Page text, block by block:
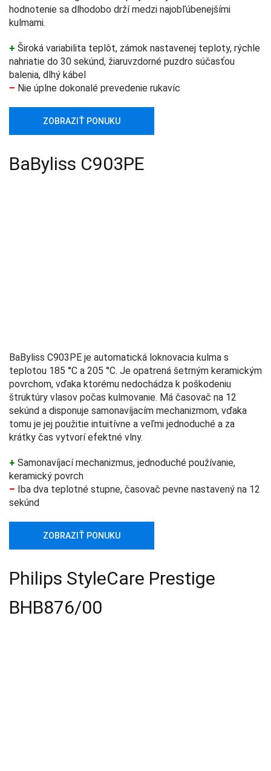
hodnotenie sa dlhodobo drží medzi najobľúbenejšími
kulmami.
+ Široká variabilita teplôt, zámok nastavenej teploty, rýchle
nahriatie do 30 sekúnd, žiaruvzdorné puzdro súčasťou
balenia, dlhý kábel
– Nie úplne dokonalé prevedenie rukavíc
ZOBRAZIŤ PONUKU
BaByliss C903PE
BaByliss C903PE je automatická loknovacia kulma s
teplotou 185 °C a 205 °C. Je opatrená šetrným keramickým
povrchom, vďaka ktorému nedochádza k poškodeniu
štruktúry vlasov počas kulmovanie. Má časovač na 12
sekúnd a disponuje samonavíjacím mechanizmom, vďaka
tomu je jej použitie intuitívne a veľmi jednoduché a za
krátky čas vytvorí efektné vlny.
+ Samonavíjací mechanizmus, jednoduché používanie,
keramický povrch
– Iba dva teplotné stupne, časovač pevne nastavený na 12
sekúnd
ZOBRAZIŤ PONUKU
Philips StyleCare Prestige
BHB876/00